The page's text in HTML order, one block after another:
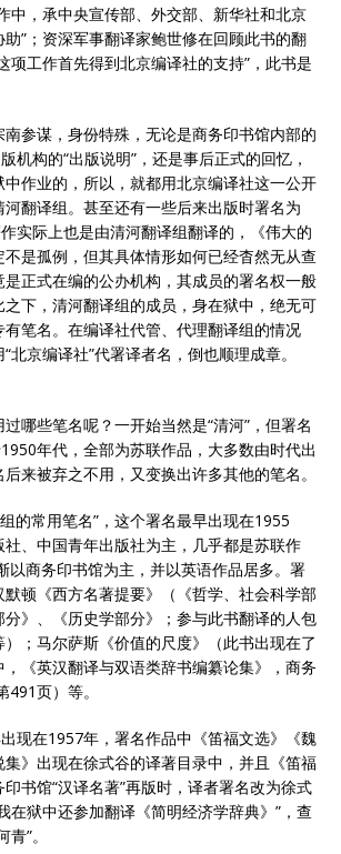
中，承中央宣传部、外交部、新华社和北京
”；资深军事翻译家鲍世修在回顾此书的翻
项工作首先得到北京编译社的支持”，此书是
参谋，身份特殊，无论是商务印书馆内部的
机构的“出版说明”，还是事后正式的回忆，
作业的，所以，就都用北京编译社这一公开
翻译组。甚至还有一些后来出版时署名为
实际上也是由清河翻译组翻译的，《伟大的
是孤例，但其具体情形如何已经杳然无从查
正式在编的公办机构，其成员的署名权一般
下，清河翻译组的成员，身在狱中，绝无可
笔名。在编译社代管、代理翻译组的情况
北京编译社”代署译者名，倒也顺理成章。
哪些笔名呢？一开始当然是“清河”，但署名
年代，全部为苏联作品，大多数由时代出
来被弃之不用，又变换出许多其他的笔名。
组的常用笔名”，这个署名最早出现在1955
、中国青年出版社为主，几乎都是苏联作
以商务印书馆为主，并以英语作品居多。署
顿《西方名著提要》（《哲学、社会科学部
》、《历史学部分》；参与此书翻译的人包
；马尔萨斯《价值的尺度》（此书出现在了
《英汉翻译与双语类辞书编纂论集》，商务
页）等。
现在1957年，署名作品中《笛福文选》《魏
》出现在徐式谷的译著目录中，并且《笛福
书馆“汉译名著”再版时，译者署名改为徐式
在狱中还参加翻译《简明经济学辞典》”，查
”。